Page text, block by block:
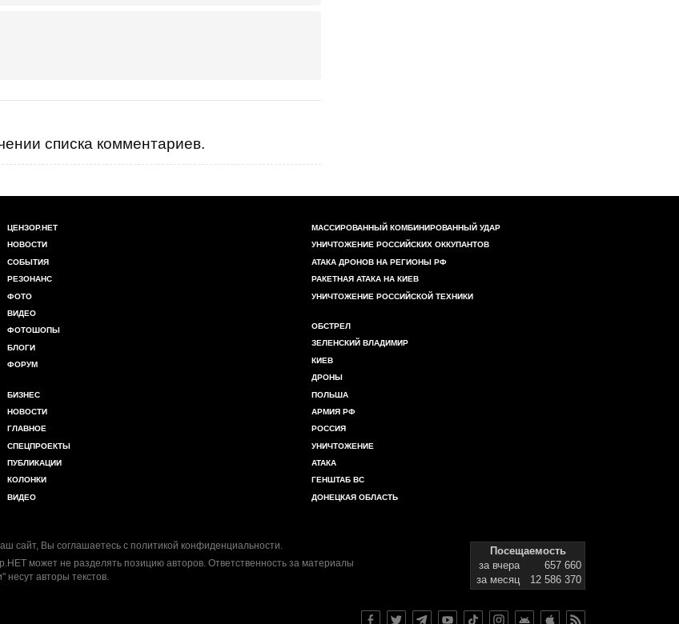
списка комментариев.
ЦЕНЗОР.НЕТ
НОВОСТИ
СОБЫТИЯ
РЕЗОНАНС
ФОТО
ВИДЕО
ФОТОШОПЫ
БЛОГИ
ФОРУМ
БИЗНЕС
НОВОСТИ
ГЛАВНОЕ
СПЕЦПРОЕКТЫ
ПУБЛИКАЦИИ
КОЛОНКИ
ВИДЕО
МАССИРОВАННЫЙ КОМБИНИРОВАННЫЙ УДАР
УНИЧТОЖЕНИЕ РОССИЙСКИХ ОККУПАНТОВ
АТАКА ДРОНОВ НА РЕГИОНЫ РФ
РАКЕТНАЯ АТАКА НА КИЕВ
УНИЧТОЖЕНИЕ РОССИЙСКОЙ ТЕХНИКИ
ОБСТРЕЛ
ЗЕЛЕНСКИЙ ВЛАДИМИР
КИЕВ
ДРОНЫ
ПОЛЬША
АРМИЯ РФ
РОССИЯ
УНИЧТОЖЕНИЕ
АТАКА
ГЕНШТАБ ВС
ДОНЕЦКАЯ ОБЛАСТЬ
сайт, Вы соглашаетесь с политикой конфиденциальности.
может не разделять позицию авторов. Ответственность за материалы
несут авторы текстов.
Посещаемость
за вчера
657 660
за месяц
12 586 370